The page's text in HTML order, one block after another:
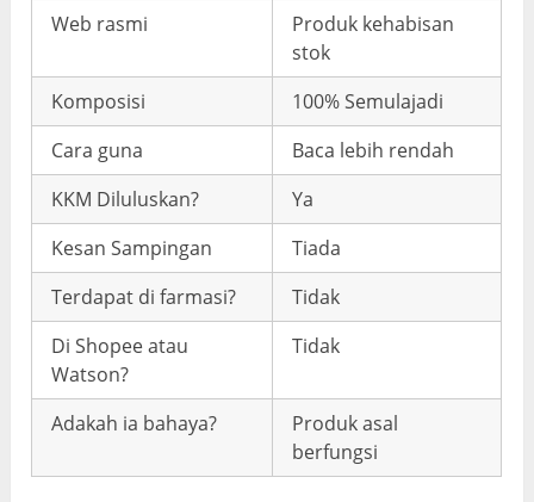
Web rasmi
Produk kehabisan
stok
Komposisi
100% Semulajadi
Cara guna
Baca lebih rendah
KKM Diluluskan?
Ya
Kesan Sampingan
Tiada
Terdapat di farmasi?
Tidak
Di Shopee atau
Watson?
Tidak
Adakah ia bahaya?
Produk asal
berfungsi